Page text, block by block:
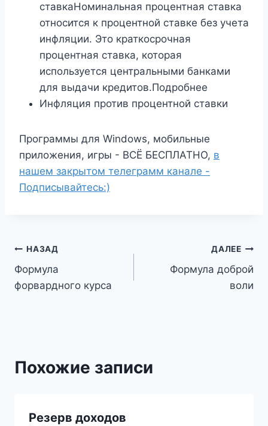
ставкаНоминальная процентная ставка
относится к процентной ставке без учета
инфляции. Это краткосрочная
процентная ставка, которая
используется центральными банками
для выдачи кредитов.Подробнее
Инфляция против процентной ставки
Программы для Windows, мобильные
приложения, игры - ВСЁ БЕСПЛАТНО, в
нашем закрытом телеграмм канале -
Подписывайтесь:)
Навигация
по
НАЗАД
Формула
форвардного курса
ДАЛЕЕ
Формула доброй
воли
Похожие записи
Резерв доходов